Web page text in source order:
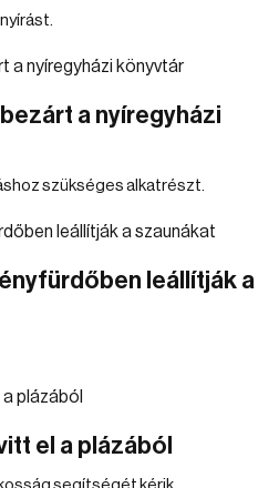
a nyíregyházi
szükséges alkatrészt.
leállítják a
el a plázából